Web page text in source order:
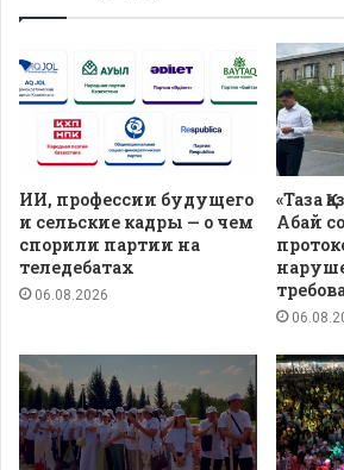
ИИ, профессии будущего
и сельские кадры — о чем
спорили партии на
теледебатах
06.08.2026
«Таза
Абай